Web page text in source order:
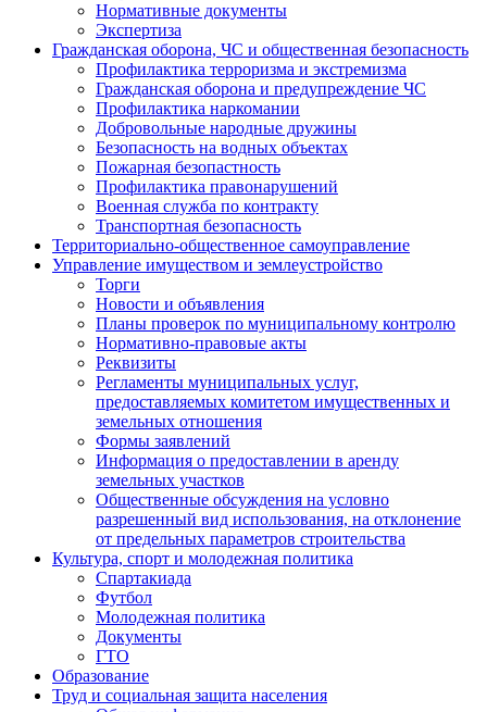
Нормативные документы
Экспертиза
Гражданская оборона, ЧС и общественная безопасность
Профилактика терроризма и экстремизма
Гражданская оборона и предупреждение ЧС
Профилактика наркомании
Добровольные народные дружины
Безопасность на водных объектах
Пожарная безопастность
Профилактика правонарушений
Военная служба по контракту
Транспортная безопасность
Территориально-общественное самоуправление
Управление имуществом и землеустройство
Торги
Новости и объявления
Планы проверок по муниципальному контролю
Нормативно-правовые акты
Реквизиты
Регламенты муниципальных услуг,
предоставляемых комитетом имущественных и
земельных отношения
Формы заявлений
Информация о предоставлении в аренду
земельных участков
Общественные обсуждения на условно
разрешенный вид использования, на отклонение
от предельных параметров строительства
Культура, спорт и молодежная политика
Спартакиада
Футбол
Молодежная политика
Документы
ГТО
Образование
Труд и социальная защита населения